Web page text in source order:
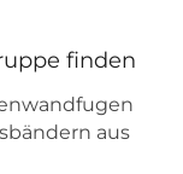
finden
aus